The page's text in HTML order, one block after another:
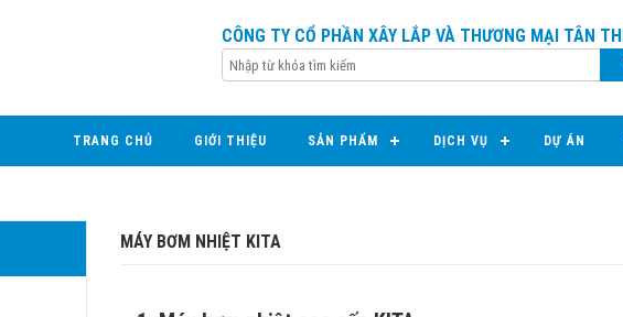
CÔNG TY CỔ PHẦN XÂY LẮP VÀ THƯƠNG MẠI TÂN
TRANG CHỦ GIỚI THIỆU SẢN PHẨM DỊCH VỤ DỰ ÁN
MÁY BƠM NHIỆT KITA